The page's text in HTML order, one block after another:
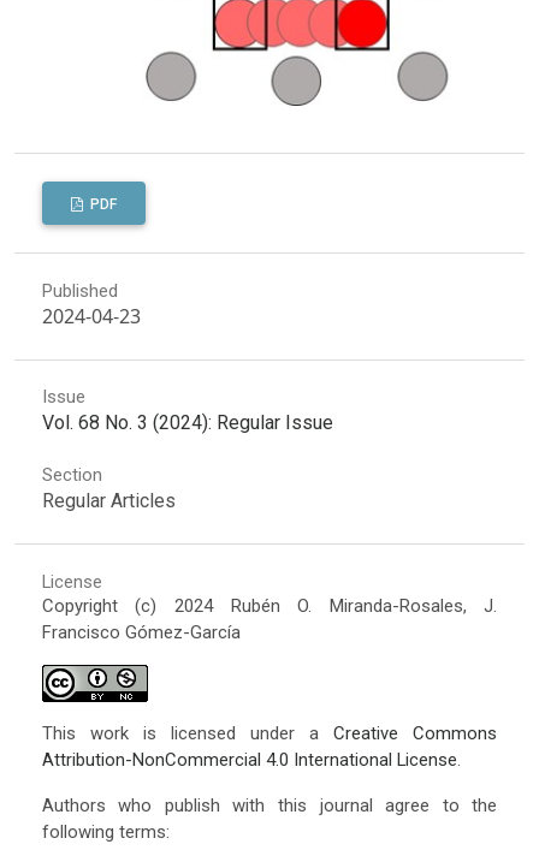
PDF
Published
2024-04-23
Issue
Vol. 68 No. 3 (2024): Regular Issue
Section
Regular Articles
License
Copyright (c) 2024 Rubén O. Miranda-Rosales, J.
Francisco Gómez-García
This work is licensed under aCreative Commons
Attribution-NonCommercial 4.0 International License.
Authors who publish with this journal agree to the
following terms: